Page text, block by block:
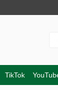
TikTok
Контакты
О